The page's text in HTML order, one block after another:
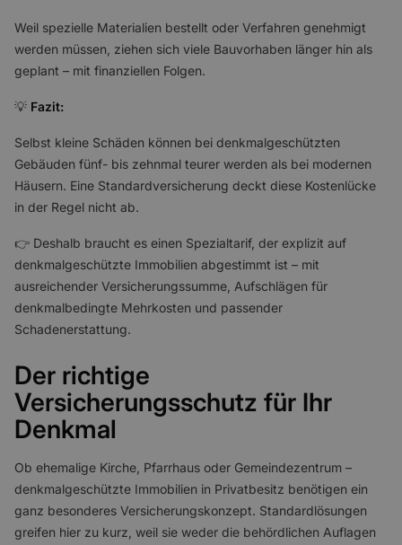
Weil spezielle Materialien bestellt oder Verfahren genehmigt
werden müssen, ziehen sich viele Bauvorhaben länger hin als
geplant – mit finanziellen Folgen.
💡 Fazit:
Selbst kleine Schäden können bei denkmalgeschützten
Gebäuden fünf- bis zehnmal teurer werden als bei modernen
Häusern. Eine Standardversicherung deckt diese Kostenlücke
in der Regel nicht ab.
👉 Deshalb braucht es einen Spezialtarif, der explizit auf
denkmalgeschützte Immobilien abgestimmt ist – mit
ausreichender Versicherungssumme, Aufschlägen für
denkmalbedingte Mehrkosten und passender
Schadenerstattung.
Der richtige
Versicherungsschutz für Ihr
Denkmal
Ob ehemalige Kirche, Pfarrhaus oder Gemeindezentrum –
denkmalgeschützte Immobilien in Privatbesitz benötigen ein
ganz besonderes Versicherungskonzept. Standardlösungen
greifen hier zu kurz, weil sie weder die behördlichen Auflagen